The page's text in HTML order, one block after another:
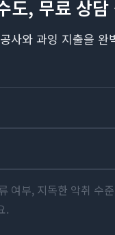
도, 무료 상
사와 과잉 지출을 완